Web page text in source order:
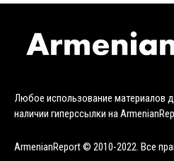
Любое использование материалов
наличии гиперссылки на
ArmenianReport © 2010-2022. Все